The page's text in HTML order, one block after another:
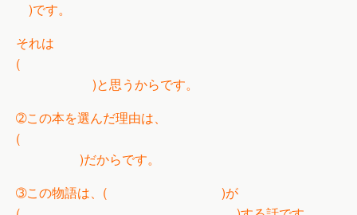
)です。
それは
(
)と思うからです。
➁この本を選んだ理由は、
(
)だからです。
➂この物語は、( )が